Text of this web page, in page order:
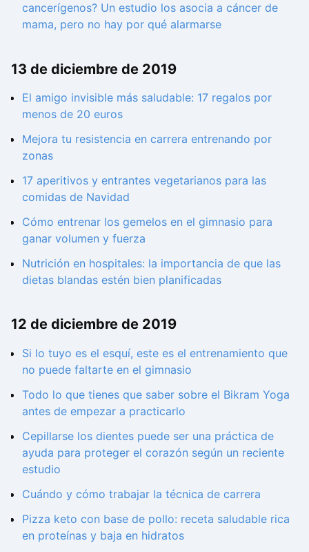
cancerígenos? Un estudio los asocia a cáncer de
mama, pero no hay por qué alarmarse
13 de diciembre de 2019
El amigo invisible más saludable: 17 regalos por
menos de 20 euros
Mejora tu resistencia en carrera entrenando por
zonas
17 aperitivos y entrantes vegetarianos para las
comidas de Navidad
Cómo entrenar los gemelos en el gimnasio para
ganar volumen y fuerza
Nutrición en hospitales: la importancia de que las
dietas blandas estén bien planificadas
12 de diciembre de 2019
Si lo tuyo es el esquí, este es el entrenamiento que
no puede faltarte en el gimnasio
Todo lo que tienes que saber sobre el Bikram Yoga
antes de empezar a practicarlo
Cepillarse los dientes puede ser una práctica de
ayuda para proteger el corazón según un reciente
estudio
Cuándo y cómo trabajar la técnica de carrera
Pizza keto con base de pollo: receta saludable rica
en proteínas y baja en hidratos